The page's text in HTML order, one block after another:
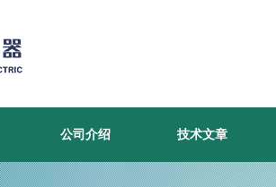
公司介绍 技术文章